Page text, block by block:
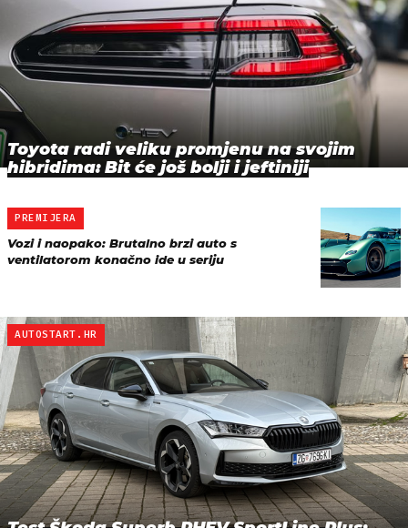
Toyota radi veliku promjenu na svojim
hibridima: Bit će još bolji i jeftiniji
PREMIJERA
Vozi i naopako: Brutalno brzi auto s
ventilatorom konačno ide u seriju
AUTOSTART.HR